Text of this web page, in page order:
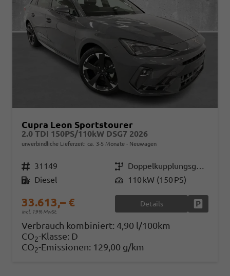
Cupra Leon Sportstourer
2.0 TDI 150PS/110kW DSG7 2026
unverbindliche Lieferzeit: ca. 3-5 Monate Neuwagen
Fahrzeugnr. 31149 Getriebe
Doppelkupplungsgetriebe (DSG)
Kraftstoff Diesel Leistung 110 kW (150 PS)
33.613,– €
incl. 19% MwSt.
Details
Verbrauch kombiniert: 4,90 l/100km
CO2-Klasse: D
CO2-Emissionen: 129,00 g/km